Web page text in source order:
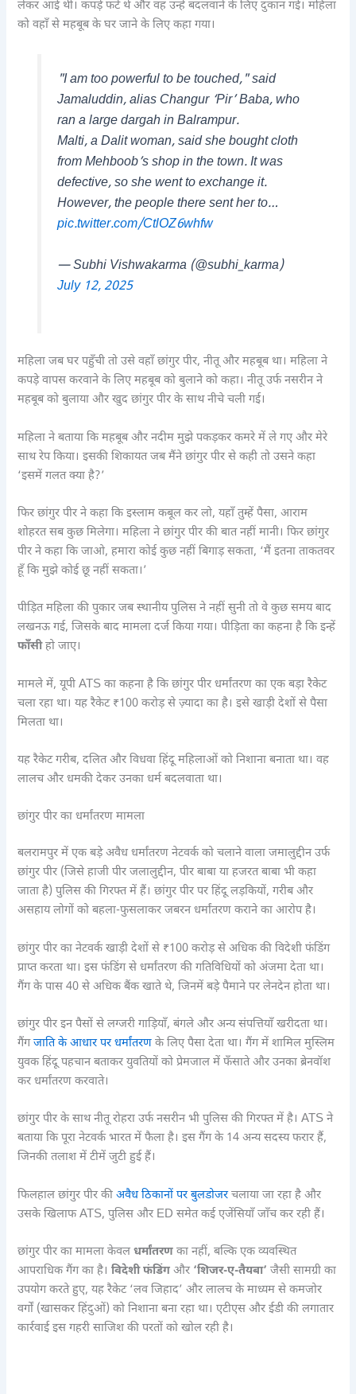
लेकर आई थी। कपड़े फटे थे और वह उन्हें बदलवाने के लिए दुकान गई। महिला
को वहाँ से महबूब के घर जाने के लिए कहा गया।
"I am too powerful to be touched," said
Jamaluddin, alias Changur ‘Pir’ Baba, who
ran a large dargah in Balrampur.
Malti, a Dalit woman, said she bought cloth
from Mehboob’s shop in the town. It was
defective, so she went to exchange it.
However, the people there sent her to…
pic.twitter.com/CtlOZ6whfw
— Subhi Vishwakarma (@subhi_karma)
July 12, 2025
महिला जब घर पहुँची तो उसे वहाँ छांगुर पीर, नीतू और महबूब था। महिला ने
कपड़े वापस करवाने के लिए महबूब को बुलाने को कहा। नीतू उर्फ नसरीन ने
महबूब को बुलाया और खुद छांगुर पीर के साथ नीचे चली गई।
महिला ने बताया कि महबूब और नदीम मुझे पकड़कर कमरे में ले गए और मेरे
साथ रेप किया। इसकी शिकायत जब मैंने छांगुर पीर से कही तो उसने कहा
‘इसमें गलत क्या है?’
फिर छांगुर पीर ने कहा कि इस्लाम कबूल कर लो, यहाँ तुम्हें पैसा, आराम
शोहरत सब कुछ मिलेगा। महिला ने छांगुर पीर की बात नहीं मानी। फिर छांगुर
पीर ने कहा कि जाओ, हमारा कोई कुछ नहीं बिगाड़ सकता, ‘मैं इतना ताकतवर
हूँ कि मुझे कोई छू नहीं सकता।’
पीड़ित महिला की पुकार जब स्थानीय पुलिस ने नहीं सुनी तो वे कुछ समय बाद
लखनऊ गई, जिसके बाद मामला दर्ज किया गया। पीड़िता का कहना है कि इन्हें
फाँसीहो जाए।
मामले में, यूपी ATS का कहना है कि छांगुर पीर धर्मांतरण का एक बड़ा रैकेट
चला रहा था। यह रैकेट ₹100 करोड़ से ज़्यादा का है। इसे खाड़ी देशों से पैसा
मिलता था।
यह रैकेट गरीब, दलित और विधवा हिंदू महिलाओं को निशाना बनाता था। वह
लालच और धमकी देकर उनका धर्म बदलवाता था।
छांगुर पीर का धर्मांतरण मामला
बलरामपुर में एक बड़े अवैध धर्मांतरण नेटवर्क को चलाने वाला जमालुद्दीन उर्फ
छांगुर पीर (जिसे हाजी पीर जलालुद्दीन, पीर बाबा या हजरत बाबा भी कहा
जाता है) पुलिस की गिरफ्त में हैं। छांगुर पीर पर हिंदू लड़कियों, गरीब और
असहाय लोगों को बहला-फुसलाकर जबरन धर्मांतरण कराने का आरोप है।
छांगुर पीर का नेटवर्क खाड़ी देशों से ₹100 करोड़ से अधिक की विदेशी फंडिंग
प्राप्त करता था। इस फंडिंग से धर्मांतरण की गतिविधियों को अंजमा देता था।
गैंग के पास 40 से अधिक बैंक खाते थे, जिनमें बड़े पैमाने पर लेनदेन होता था।
छांगुर पीर इन पैसों से लग्जरी गाड़ियाँ, बंगले और अन्य संपत्तियाँ खरीदता था।
गैंगजाति के आधार पर धर्मांतरण के लिए पैसा देता था। गैंग में शामिल मुस्लिम
युवक हिंदू पहचान बताकर युवतियों को प्रेमजाल में फँसाते और उनका ब्रेनवॉश
कर धर्मांतरण करवाते।
छांगुर पीर के साथ नीतू रोहरा उर्फ नसरीन भी पुलिस की गिरफ्त में है। ATS ने
बताया कि पूरा नेटवर्क भारत में फैला है। इस गैंग के 14 अन्य सदस्य फरार हैं,
जिनकी तलाश में टीमें जुटी हुई हैं।
फिलहाल छांगुर पीर कीअवैध ठिकानों पर बुलडोजरचलाया जा रहा है और
उसके खिलाफ ATS, पुलिस और ED समेत कई एजेंसियाँ जाँच कर रही हैं।
छांगुर पीर का मामला केवलधर्मांतरण का नहीं, बल्कि एक व्यवस्थित
आपराधिक गैंग का है।विदेशी फंडिंग और ‘शिजर-ए-तैयबा’ जैसी सामग्री का
उपयोग करते हुए, यह रैकेट ‘लव जिहाद’ और लालच के माध्यम से कमजोर
वर्गों (खासकर हिंदुओं) को निशाना बना रहा था। एटीएस और ईडी की लगातार
कार्रवाई इस गहरी साजिश की परतों को खोल रही है।